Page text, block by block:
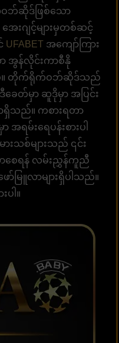
ဝဘ်ဆိုဒ်ဖြစ်သော
းဂျင့်များမှတစ်ဆင့်
UFABET အကျော်ကြား
အွန်လိုင်းကာစီနို
ခု။ တိုက်ရိုက်ဝဘ်ဆိုဒ်သည်
ခေတ်မှာ ဆူဒိုမှာ အပြင်း
ာရှိသည်။ ကစားရတာ
ရမ်းရေပန်းစားပါ
သစ်များသည် ၎င်း
စေရန် လမ်းညွှန်ကူညီ
ာ်မြူလာများရှိပါသည်။
ါ။